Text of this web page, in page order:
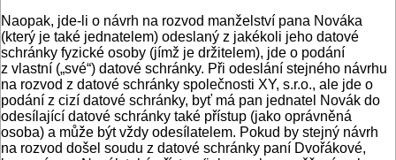
Naopak, jde-li o návrh na rozvod manželství pana Nováka
(který je také jednatelem) odeslaný z jakékoli jeho datové
schránky fyzické osoby (jímž je držitelem), jde o podání
z vlastní („své“) datové schránky. Při odeslání stejného návrhu
na rozvod z datové schránky společnosti XY, s.r.o., ale jde o
podání z cizí datové schránky, byť má pan jednatel Novák do
odesílající datové schránky také přístup (jako oprávněná
osoba) a může být vždy odesílatelem. Pokud by stejný návrh
na rozvod došel soudu z datové schránky paní Dvořákové,